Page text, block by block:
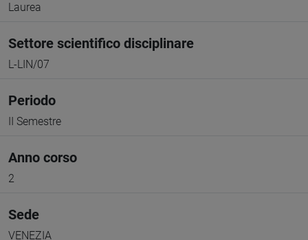
Laurea
Settore scientifico disciplinare
L-LIN/07
Periodo
II Semestre
Anno corso
2
Sede
VENEZIA